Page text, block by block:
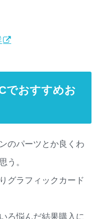
でおすすめお
のパーツとか良くわ
う。
グラフィックカード
ろ悩んだ結果購入に